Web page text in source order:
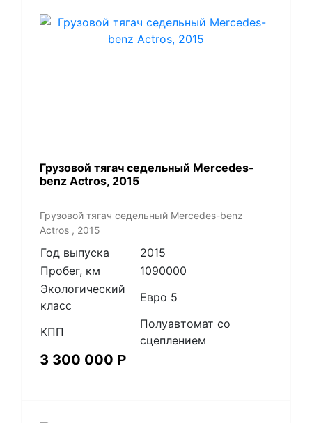
Грузовой тягач седельный Mercedes-
benz Actros, 2015
Грузовой тягач седельный Mercedes-benz
Actros , 2015
Год выпуска
2015
Пробег, км
1090000
Экологический
класс
Евро 5
КПП
Полуавтомат со
сцеплением
3 300 000 Р